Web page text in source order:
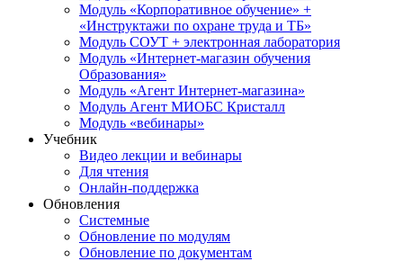
Модуль «Корпоративное обучение» +
«Инструктажи по охране труда и ТБ»
Модуль СОУТ + электронная лаборатория
Модуль «Интернет-магазин обучения
Образования»
Модуль «Агент Интернет-магазина»
Модуль Агент МИОБС Кристалл
Модуль «вебинары»
Учебник
Видео лекции и вебинары
Для чтения
Онлайн-поддержка
Обновления
Системные
Обновление по модулям
Обновление по документам